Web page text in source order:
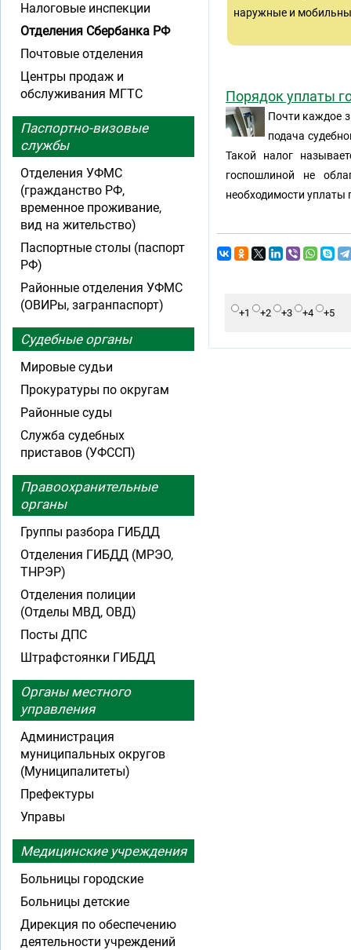
наружные и
Порядок уплаты
Почти каждое
подача
Такой налог
госпошлиной не
необходимости
+1 +2 +3 +4 +5
Налоговые инспекции
Отделения Сбербанка РФ
Почтовые отделения
Центры продаж и
обслуживания МГТС
Паспортно-визовые
службы
Отделения УФМС
(гражданство РФ,
временное проживание,
вид на жительство)
Паспортные столы (паспорт
РФ)
Районные отделения УФМС
(ОВИРы, загранпаспорт)
Судебные органы
Мировые судьи
Прокуратуры по округам
Районные суды
Служба судебных
приставов (УФССП)
Правоохранительные
органы
Группы разбора ГИБДД
Отделения ГИБДД (МРЭО,
ТНРЭР)
Отделения полиции
(Отделы МВД, ОВД)
Посты ДПС
Штрафстоянки ГИБДД
Органы местного
управления
Администрация
муниципальных округов
(Муниципалитеты)
Префектуры
Управы
Медицинские учреждения
Больницы городские
Больницы детские
Дирекция по обеспечению
деятельности учреждений